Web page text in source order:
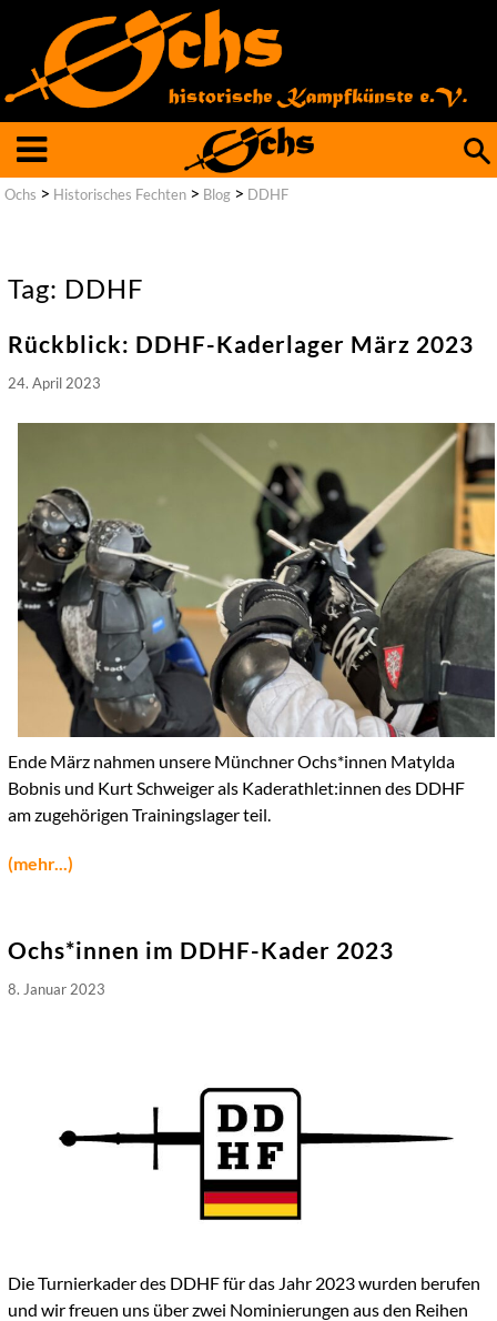
nach:
Ochs > Historisches Fechten > Blog > DDHF
Tag: DDHF
Rückblick: DDHF-Kaderlager März 2023
24. April 2023
Ende März nahmen unsere Münchner Ochs*innen Matylda
Bobnis und Kurt Schweiger als Kaderathlet:innen des DDHF
am zugehörigen Trainingslager teil.
(mehr...)
Ochs*innen im DDHF-Kader 2023
8. Januar 2023
Die Turnierkader des DDHF für das Jahr 2023 wurden berufen
und wir freuen uns über zwei Nominierungen aus den Reihen